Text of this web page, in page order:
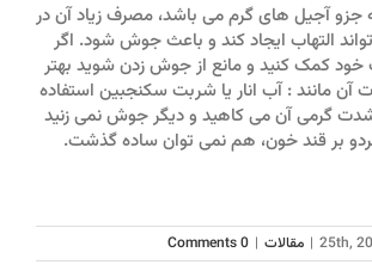
جزو آجیل های گرم می باشد، مصرف زیاد آن در
التهاب ایجاد کند و باعث جوش شود. اگر
کمک کنید و مانع از جوش زدن شوید بهتر
مانند : آب انار یا شربت سکنجبین استفاده
شدت گرمی آن می کاهید و دیگر جوش نمی زنید
بر قند خون، هم نمی توان ساده گذشت.
| مقالات |
0 Comments